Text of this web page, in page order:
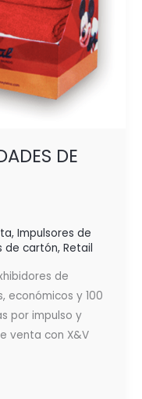
DE
, Impulsores de
de cartón, Retail
de
económicos y 100
por impulso y
venta con X&V